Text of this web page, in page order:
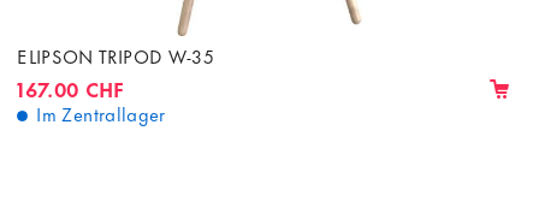
ELIPSON TRIPOD W-35
167.00 CHF
Im Zentrallager